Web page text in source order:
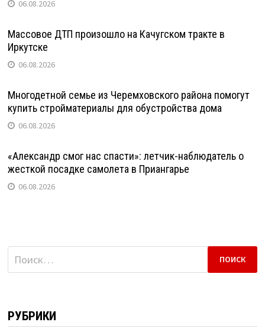
06.08.2026
Массовое ДТП произошло на Качугском тракте в
Иркутске
06.08.2026
Многодетной семье из Черемховского района помогут
купить стройматериалы для обустройства дома
06.08.2026
«Александр смог нас спасти»: летчик-наблюдатель о
жесткой посадке самолета в Приангарье
06.08.2026
Найти:
РУБРИКИ